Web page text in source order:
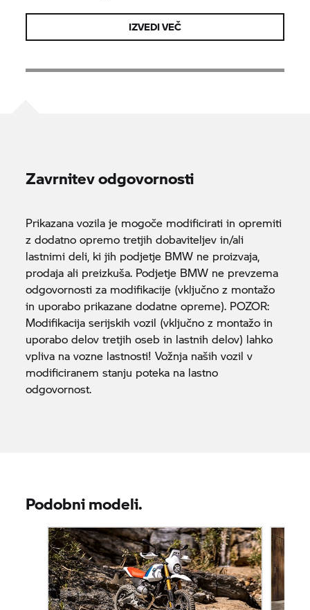
IZVEDI VEČ
Zavrnitev odgovornosti
Prikazana vozila je mogoče modificirati in opremiti
z dodatno opremo tretjih dobaviteljev in/ali
lastnimi deli, ki jih podjetje BMW ne proizvaja,
prodaja ali preizkuša. Podjetje BMW ne prevzema
odgovornosti za modifikacije (vključno z montažo
in uporabo prikazane dodatne opreme). POZOR:
Modifikacija serijskih vozil (vključno z montažo in
uporabo delov tretjih oseb in lastnih delov) lahko
vpliva na vozne lastnosti! Vožnja naših vozil v
modificiranem stanju poteka na lastno
odgovornost.
Podobni modeli.